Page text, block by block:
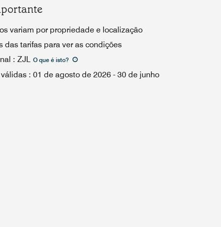
variam por propriedade e localização
das tarifas para ver as condições
: ZJL O que é isto?
: 01 de agosto de 2026 - 30 de junho